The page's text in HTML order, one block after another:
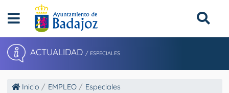
ACTUALIDAD / ESPECIALES
Inicio EMPLEO Especiales